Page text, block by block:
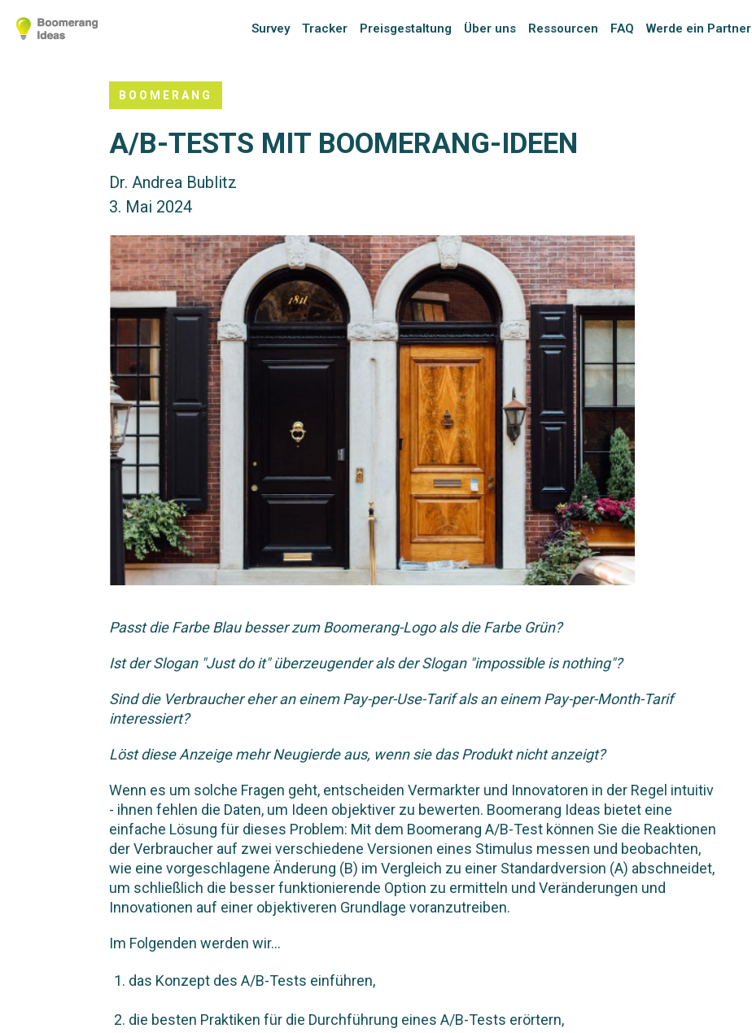
Survey Tracker Preisgestaltung Über uns Ressourcen FAQ Werde ein Partner
BOOMERANG
A/B-TESTS MIT BOOMERANG-IDEEN
Dr. Andrea Bublitz
3. Mai 2024
Passt die Farbe Blau besser zum Boomerang-Logo als die Farbe Grün?
Ist der Slogan "Just do it" überzeugender als der Slogan "impossible is nothing"?
Sind die Verbraucher eher an einem Pay-per-Use-Tarif als an einem Pay-per-Month-Tarif
interessiert?
Löst diese Anzeige mehr Neugierde aus, wenn sie das Produkt nicht anzeigt?
Wenn es um solche Fragen geht, entscheiden Vermarkter und Innovatoren in der Regel intuitiv
- ihnen fehlen die Daten, um Ideen objektiver zu bewerten. Boomerang Ideas bietet eine
einfache Lösung für dieses Problem: Mit dem Boomerang A/B-Test können Sie die Reaktionen
der Verbraucher auf zwei verschiedene Versionen eines Stimulus messen und beobachten,
wie eine vorgeschlagene Änderung (B) im Vergleich zu einer Standardversion (A) abschneidet,
um schließlich die besser funktionierende Option zu ermitteln und Veränderungen und
Innovationen auf einer objektiveren Grundlage voranzutreiben.
Im Folgenden werden wir...
das Konzept des A/B-Tests einführen,
die besten Praktiken für die Durchführung eines A/B-Tests erörtern,